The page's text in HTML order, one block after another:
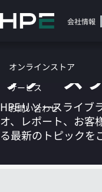
イ
テ
ツ
に
ス
ッ
サポート 会社情報
オンラインストア
サービス
お問い合わせ
カ
リソース
HPEリソースライブ
オ、レポート、お客
る最新のトピックを